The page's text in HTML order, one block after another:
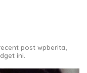
post wpberita,
ini.